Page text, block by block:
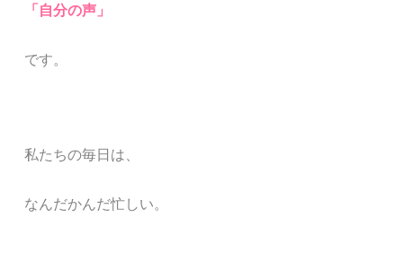
「自分の声」
です。
私たちの毎日は、
なんだかんだ忙しい。